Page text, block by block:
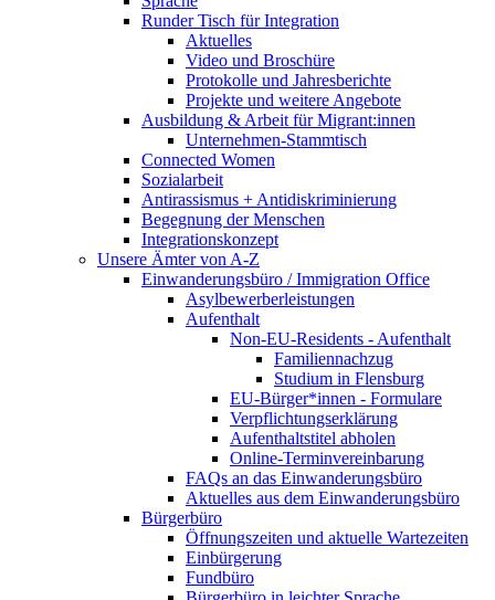
Runder Tisch für Integration
Aktuelles
Video und Broschüre
Protokolle und Jahresberichte
Projekte und weitere Angebote
Ausbildung & Arbeit für Migrant:innen
Unternehmen-Stammtisch
Connected Women
Sozialarbeit
Antirassismus + Antidiskriminierung
Begegnung der Menschen
Integrationskonzept
Unsere Ämter von A-Z
Einwanderungsbüro / Immigration Office
Asylbewerberleistungen
Aufenthalt
Non-EU-Residents - Aufenthalt
Familiennachzug
Studium in Flensburg
EU-Bürger*innen - Formulare
Verpflichtungserklärung
Aufenthaltstitel abholen
Online-Terminvereinbarung
FAQs an das Einwanderungsbüro
Aktuelles aus dem Einwanderungsbüro
Bürgerbüro
Öffnungszeiten und aktuelle Wartezeiten
Einbürgerung
Fundbüro